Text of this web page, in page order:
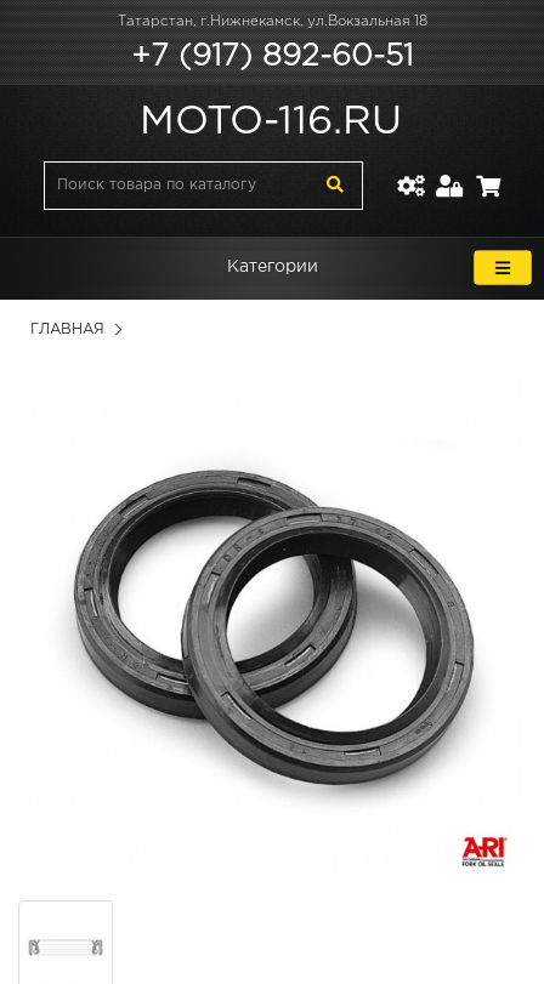
Татарстан, г.Нижнекамск, ул.Вокзальная 18
+7 (917) 892-60-51
MOTO-116.RU
Категории
ГЛАВНАЯ